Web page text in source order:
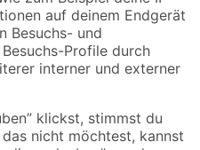
Versandarten